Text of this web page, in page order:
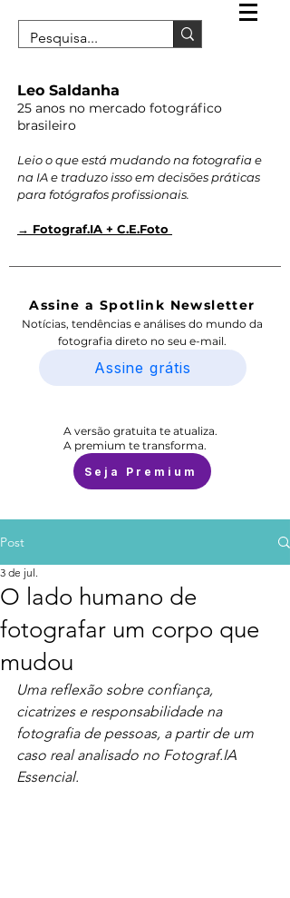
Leo Saldanha
25 anos no mercado fotográfico
brasileiro
Leio o que está mudando na fotografia e
na IA e traduzo isso em decisões práticas
para fotógrafos profissionais.
→ Fotograf.IA + C.E.Foto
Assine a Spotlink Newsletter
Notícias, tendências e análises do mundo da
fotografia direto no seu e-mail.
Assine grátis
A versão gratuita te atualiza.
A premium te transforma.
Seja Premium
Post
O lado humano de
fotografar um corpo que
mudou
3 de jul.
Uma reflexão sobre confiança,
cicatrizes e responsabilidade na
fotografia de pessoas, a partir de um
caso real analisado no Fotograf.IA
Essencial.